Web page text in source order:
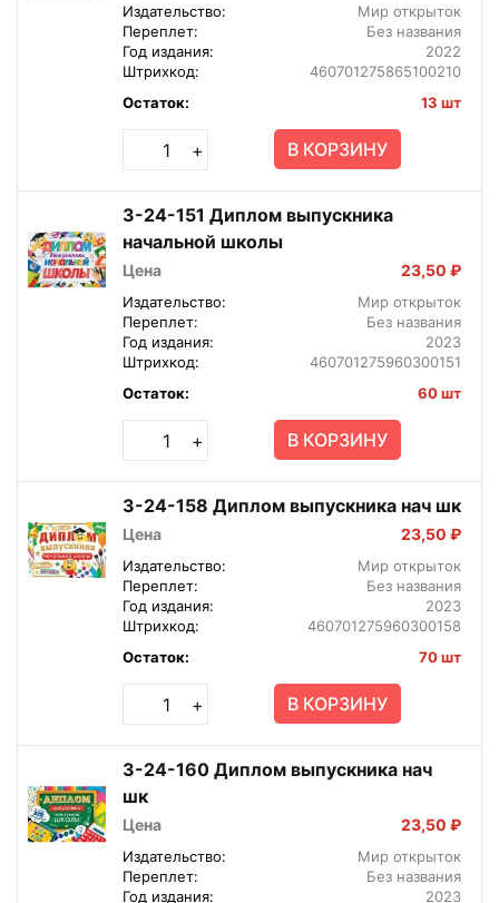
Издательство:
Мир открыток
Переплет:
Без названия
Год издания:
2022
Штрихкод:
460701275865100210
Остаток:
13 шт
+ В КОРЗИНУ
3-24-151 Диплом выпускника
начальной школы
Цена 23,50 ₽
Издательство:
Мир открыток
Переплет:
Без названия
Год издания:
2023
Штрихкод:
460701275960300151
Остаток:
60 шт
+ В КОРЗИНУ
3-24-158 Диплом выпускника нач шк
Цена 23,50 ₽
Издательство:
Мир открыток
Переплет:
Без названия
Год издания:
2023
Штрихкод:
460701275960300158
Остаток:
70 шт
+ В КОРЗИНУ
3-24-160 Диплом выпускника нач
шк
Цена 23,50 ₽
Издательство:
Мир открыток
Переплет:
Без названия
Год издания:
2023